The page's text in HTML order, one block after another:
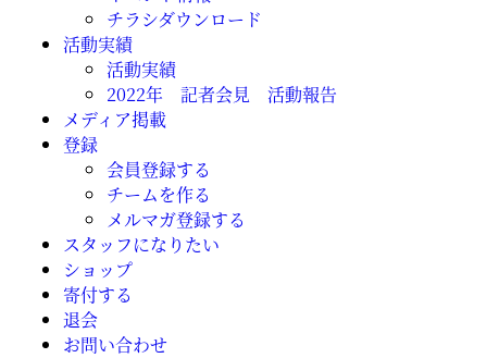
チラシダウンロード
活動実績
活動実績
2022年 記者会見 活動報告
メディア掲載
登録
会員登録する
チームを作る
メルマガ登録する
スタッフになりたい
ショップ
寄付する
退会
お問い合わせ